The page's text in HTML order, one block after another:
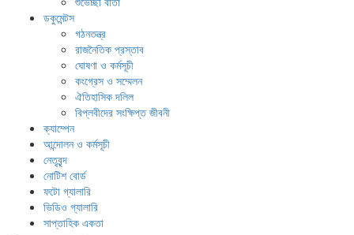
ডকুমেন্টস
গঠনতন্ত্র
রাজনৈতিক প্রস্তাব
ঘোষণা ও কর্মসূচী
কংগ্রেস ও সম্মেলন
ঐতিহাসিক দলিল
বিপ্লবীদের সংক্ষিপ্ত জীবনী
ক্যাম্পেন
আন্দোলন ও কর্মসূচী
নেতৃবৃন্দ
নোটিশ বোর্ড
ফটো গ্যালারি
ভিডিও গ্যালারি
সাপ্তাহিক একতা